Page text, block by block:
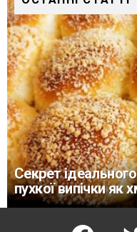
Секрет
пухкої випічки як
facebook